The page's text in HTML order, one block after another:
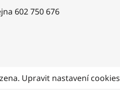
602 750 676
Upravit nastavení cookies